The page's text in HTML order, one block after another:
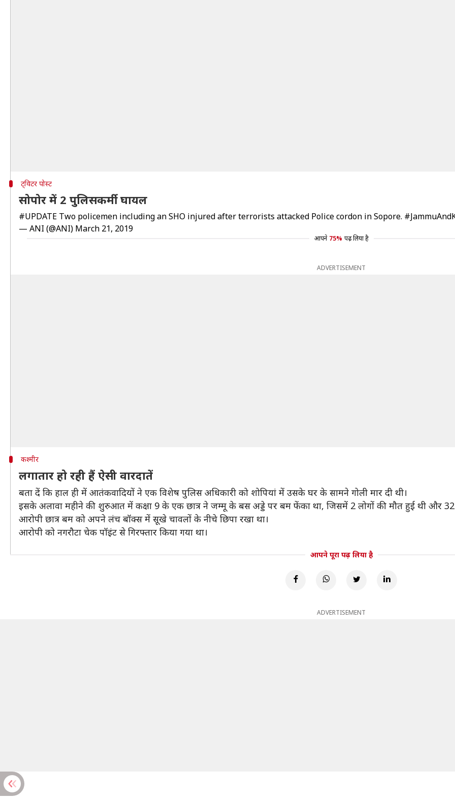
ट्विटर पोस्ट
सोपोर में 2 पुलिसकर्मी घायल
#UPDATE Two policemen including an SHO injured after terrorists attacked Police cordon in Sopore.
— ANI (@ANI) March 21, 2019
आपने 75% पढ़ लिया है
ADVERTISEMENT
कश्मीर
लगातार हो रही हैं ऐसी वारदातें
बता दें कि हाल ही में आतंकवादियों ने एक विशेष पुलिस अधिकारी को शोपियां में उसके घर के सामने गोली मार दी थी।
इसके अलावा महीने की शुरुआत में कक्षा 9 के एक छात्र ने जम्मू के बस अड्डे पर बम फेंका था, जिसमें 2 लोगों की मौत हुई थी और
आरोपी छात्र बम को अपने लंच बॉक्स में सूखे चावलों के नीचे छिपा रखा था।
आरोपी को नगरौटा चेक पॉइंट से गिरफ्तार किया गया था।
आपने पूरा पढ़ लिया है
ADVERTISEMENT